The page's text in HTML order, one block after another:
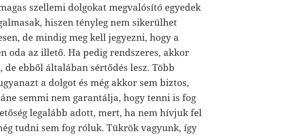
szellemi dolgokat megvalósító egyedek
hiszen tényleg nem sikerülhet
de mindig meg kell jegyezni, hogy a
oda az illető. Ha pedig rendszeres, akkor
de ebből általában sértődés lesz. Több
a dolgot és még akkor sem biztos,
semmi nem garantálja, hogy tenni is fog
legalább adott, mert, ha nem hívjuk fel
tudni sem fog róluk. Tükrök vagyunk, így